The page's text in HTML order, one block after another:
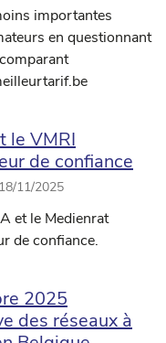
importantes
en questionnant
le VMRI
de confiance
18/11/2025
et le Medienrat
de confiance.
2025
des réseaux à